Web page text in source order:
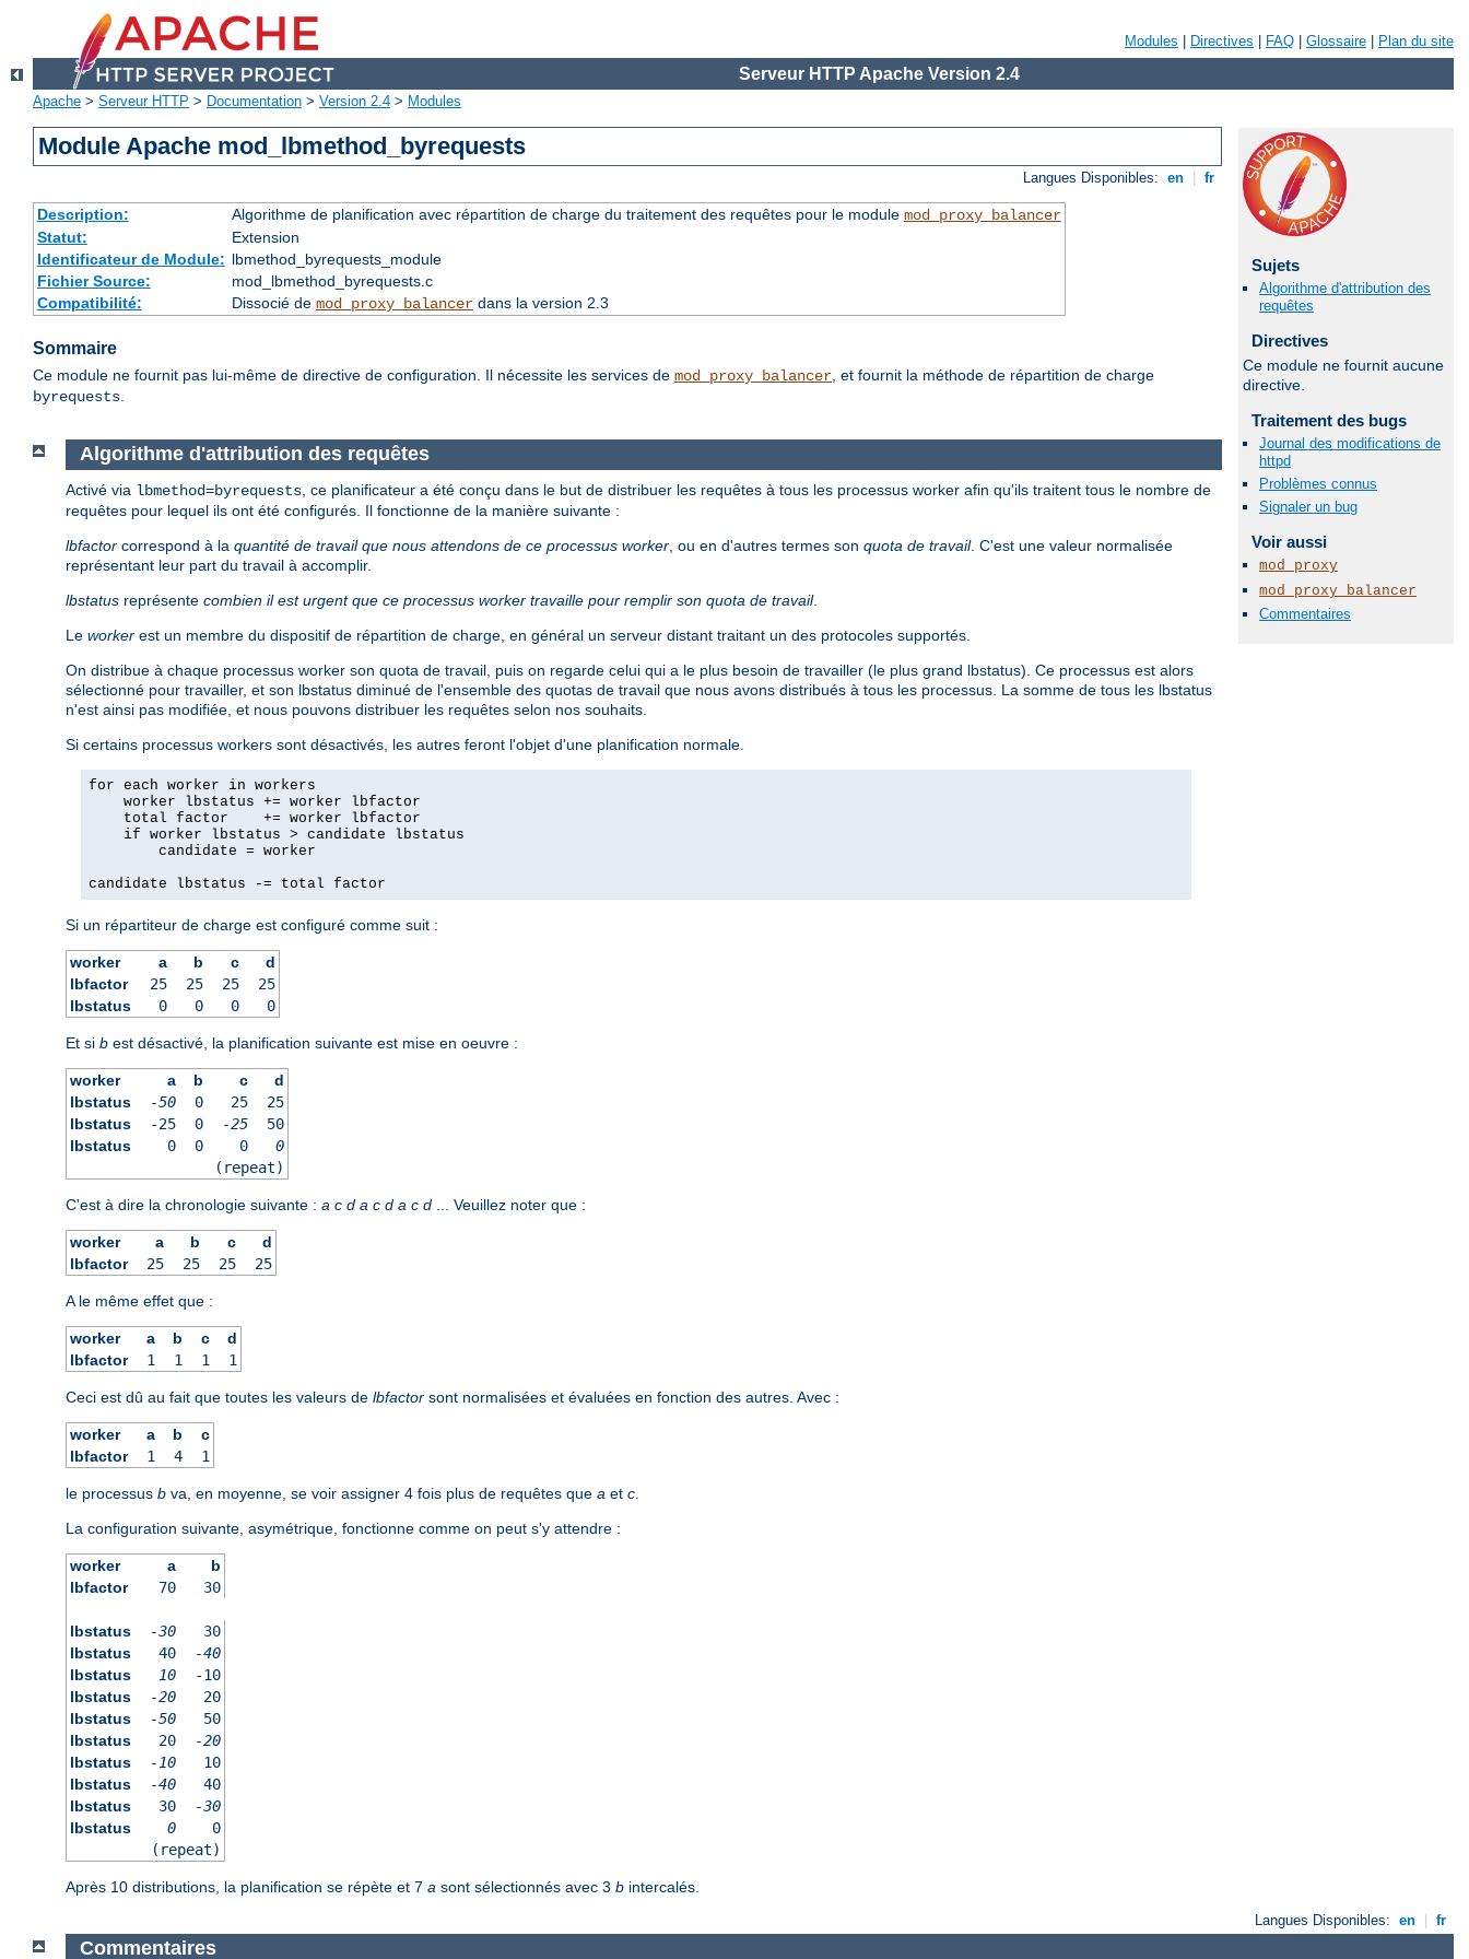
Modules Directives FAQ Glossaire Plan du site
Serveur HTTP Apache Version 2.4
Apache > Serveur HTTP > Documentation > Version 2.4 > Modules
Module Apache mod_lbmethod_byrequests
Langues Disponibles: en fr
Description: Algorithme de planification avec répartition de charge du traitement des requêtes pour le module mod_proxy_balancer
Statut:
Extension
Identificateur de Module: lbmethod_byrequests_module
Fichier Source:
mod_lbmethod_byrequests.c
Compatibilité:
Dissocié de mod_proxy_balancerdans la version 2.3
Sommaire
Ce module ne fournit pas lui-même de directive de configuration. Il nécessite les services de mod_proxy_balancer, et fournit la méthode de répartition de charge
byrequests.
Sujets
Algorithme d'attribution des
requêtes
Directives
Ce module ne fournit aucune
directive.
Traitement des bugs
Journal des modifications de
httpd
Problèmes connus
Signaler un bug
Voir aussi
mod_proxy
mod_proxy_balancer
Commentaires
Algorithme d'attribution des requêtes
Activé via lbmethod=byrequests , ce planificateur a été conçu dans le but de distribuer les requêtes à tous les processus worker afin qu'ils traitent tous le nombre de
requêtes pour lequel ils ont été configurés. Il fonctionne de la manière suivante :
lbfactor correspond à la quantité de travail que nous attendons de ce processus worker , ou en d'autres termes son quota de travail. C'est une valeur normalisée
représentant leur part du travail à accomplir.
lbstatus représente combien il est urgent que ce processus worker travaille pour remplir son quota de travail.
Le worker est un membre du dispositif de répartition de charge, en général un serveur distant traitant un des protocoles supportés.
On distribue à chaque processus worker son quota de travail, puis on regarde celui qui a le plus besoin de travailler (le plus grand lbstatus). Ce processus est alors
sélectionné pour travailler, et son lbstatus diminué de l'ensemble des quotas de travail que nous avons distribués à tous les processus. La somme de tous les lbstatus
n'est ainsi pas modifiée, et nous pouvons distribuer les requêtes selon nos souhaits.
Si certains processus workers sont désactivés, les autres feront l'objet d'une planification normale.
for each worker in workers
    worker lbstatus += worker lbfactor
    total factor    += worker lbfactor
    if worker lbstatus > candidate lbstatus
        candidate = worker
candidate lbstatus -= total factor
Si un répartiteur de charge est configuré comme suit :
worker a b c
d
lbfactor
25 25 25
25
lbstatus
0 0 0 0
Et si b est désactivé, la planification suivante est mise en oeuvre :
worker a b c
d
lbstatus
-50 0 25
25
lbstatus
-25 0 -25
50
lbstatus
0 0 0
0
(repeat)
C'est à dire la chronologie suivante : a c d a c d a c d ... Veuillez noter que :
worker a b c
d
lbfactor
25 25 25 25
A le même effet que :
worker a b c
d
lbfactor
1 1 1 1
Ceci est dû au fait que toutes les valeurs de lbfactor sont normalisées et évaluées en fonction des autres. Avec :
worker a b
c
lbfactor
1 4 1
le processus b va, en moyenne, se voir assigner 4 fois plus de requêtes que a et c
La configuration suivante, asymétrique, fonctionne comme on peut s'y attendre :
worker a
b
lbfactor
70 30
lbstatus -30
30
lbstatus
40
-40
lbstatus
10
-10
lbstatus
-20
20
lbstatus
-50
50
lbstatus
20
-20
lbstatus
-10
10
lbstatus
-40
40
lbstatus
30
-30
lbstatus
0
0
(repeat)
Après 10 distributions, la planification se répète et 7 a sont sélectionnés avec 3 b intercalés.
Langues Disponibles: en fr
Commentaires